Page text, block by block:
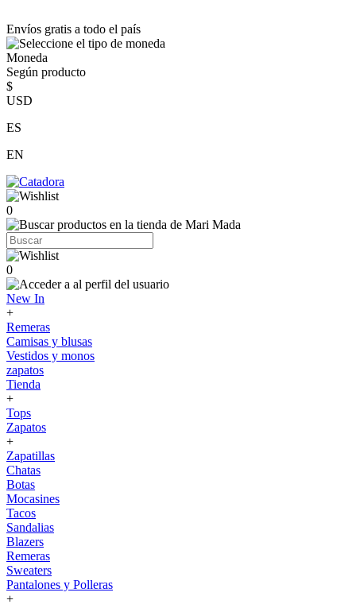
Envíos gratis a todo el país
Moneda
Según producto
$
USD
ES
EN
0
0
New In
+
Remeras
Camisas y blusas
Vestidos y monos
zapatos
Tienda
+
Tops
Zapatos
+
Zapatillas
Chatas
Botas
Mocasines
Tacos
Sandalias
Blazers
Remeras
Sweaters
Pantalones y Polleras
+